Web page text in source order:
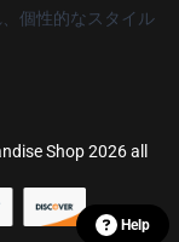
個性的なスタイル
Shop 2026 all
Help